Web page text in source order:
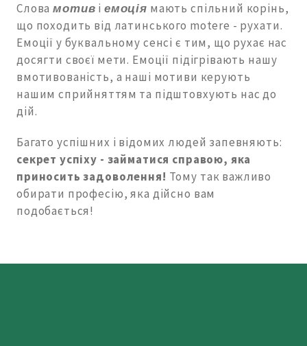
Словамотив і емоція мають спільний корінь,
що походить від латинського motere - рухати.
Емоції у буквальному сенсі є тим, що рухає нас
досягти своєї мети. Емоції підігрівають нашу
вмотивованість, а наші мотиви керують
нашим сприйняттям та підштовхують нас до
дій.
Багато успішних і відомих людей запевняють:
секрет успіху - займатися справою, яка
приносить задоволення! Тому так важливо
обирати професію, яка дійсно вам
подобається!